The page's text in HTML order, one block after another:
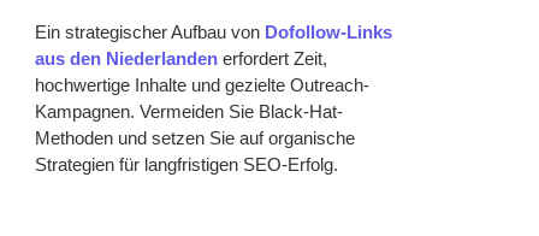
Ein strategischer Aufbau von Dofollow-Links
aus den Niederlanden erfordert Zeit,
hochwertige Inhalte und gezielte Outreach-
Kampagnen. Vermeiden Sie Black-Hat-
Methoden und setzen Sie auf organische
Strategien für langfristigen SEO-Erfolg.